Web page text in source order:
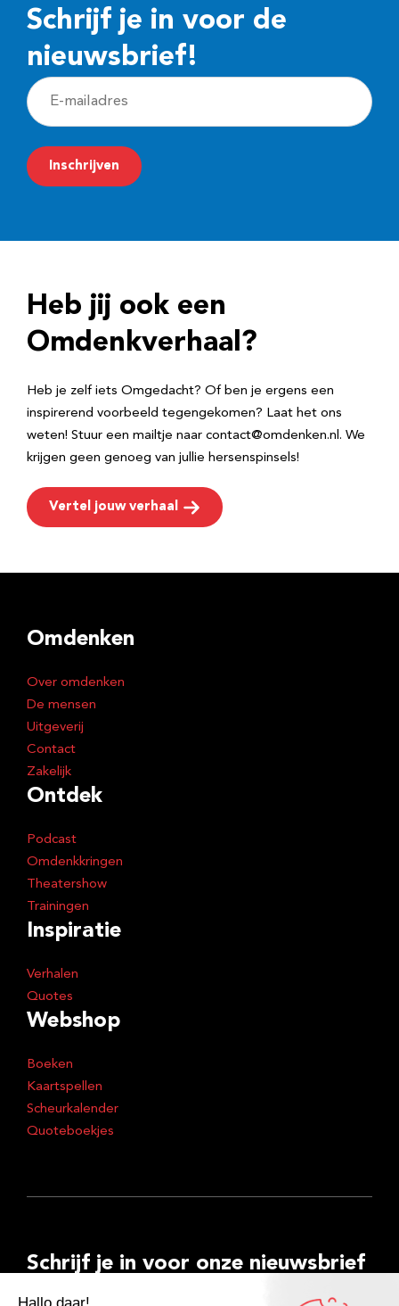
Schrijf je in voor de
nieuwsbrief!
E
-
m
a
r
e
Inschrijven
Heb jij ook een
Omdenkverhaal?
Heb je zelf iets Omgedacht? Of ben je ergens een
inspirerend voorbeeld tegengekomen? Laat het ons
weten! Stuur een mailtje naar contact@omdenken.nl. We
krijgen geen genoeg van jullie hersenspinsels!
Vertel jouw verhaal
Omdenken
Over omdenken
De mensen
Uitgeverij
Contact
Zakelijk
Ontdek
Podcast
Omdenkkringen
Theatershow
Trainingen
Inspiratie
Verhalen
Quotes
Webshop
Boeken
Kaartspellen
Scheurkalender
Quoteboekjes
Schrijf je in voor onze nieuwsbrief